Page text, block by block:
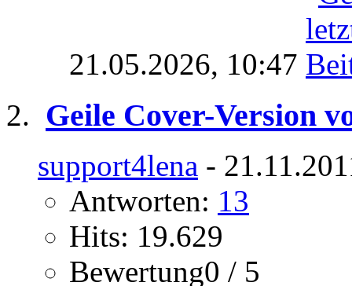
21.05.2026, 10:47
Geile Cover-Version
support4lena -
Antworten: 13
Hits: 19.629
Bewertung0 / 5